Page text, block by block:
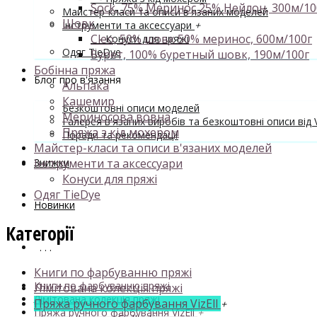
Майстер-класи та описи в'язаних моделей
Інструменти та аксессуари +
- Конуси для пряжі
Одяг TieDye
Блог про в'язання
Безкоштовні описи моделей
Галерея в'язаних виробів та безкоштовні описи від
Поради та рекомендації
Знижки
Новинки
. . .
Книги по фарбуванню пряжі
Лімітована колекція пряжі
Пряжа ручного фарбування VizEll+
Sock, 75% Меринос 25% Нейлон, 300м/
Шовк
Cleo, 50% шовк 50% меринос, 600м/100г
Бурет, 100% буретный шовк, 190м/100г
Бобінна пряжа
Альпака
Кашемир
Мериносова вовна
Пряжа з кід мохером
Майстер-класи та описи в'язаних моделей
Інструменти та аксессуари
Конуси для пряжі
Одяг TieDye
Категорії
Книги по фарбуванню пряжі
Лімітована колекція пряжі
Пряжа ручного фарбування VizEll +